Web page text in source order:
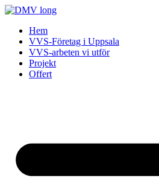
Skip
contentHem
VVS-Företag i Uppsala
VVS-arbeten vi utför
Projekt
Offert